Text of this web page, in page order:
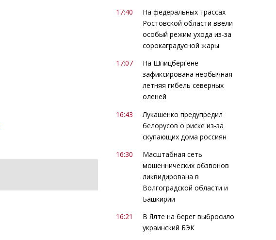
17:40
На федеральных трассах
Ростовской области ввели
особый режим ухода из-за
сорокаградусной жары
17:07
На Шпицбергене
зафиксирована необычная
летняя гибель северных
оленей
16:43
Лукашенко предупредил
белорусов о риске из-за
скупающих дома россиян
16:30
Масштабная сеть
мошеннических обзвонов
ликвидирована в
Волгоградской области и
Башкирии
16:21
В Ялте на берег выбросило
украинский БЭК